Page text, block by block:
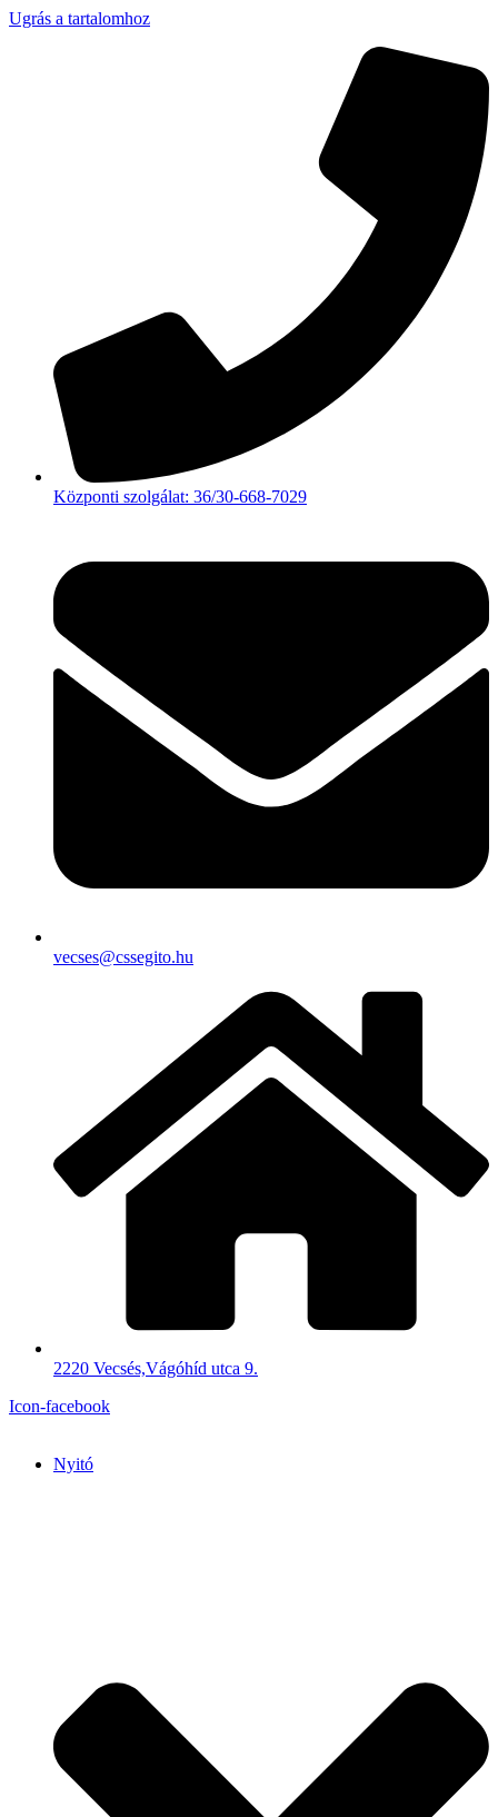
Ugrás a tartalomhoz
Központi szolgálat: 36/30-668-7029
vecses@cssegito.hu
2220 Vecsés,Vágóhíd utca 9.
Icon-facebook
Nyitó